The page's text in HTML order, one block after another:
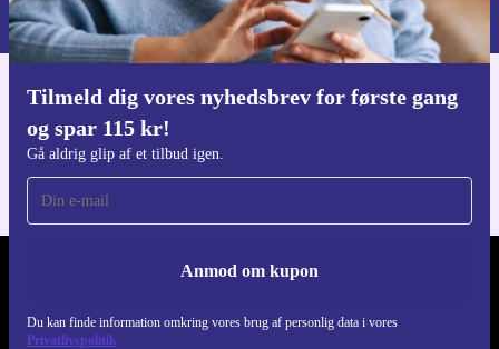
Tilmeld dig vores nyhedsbrev for første gang
og spar 115 kr!
Gå aldrig glip af et tilbud igen.
Anmod om kupon
Du kan finde information omkring vores brug af personlig data i vores
Privatlivspolitik
Privatlivspolitik
Download refurbed appen
REFURBED DANMARK - RETHINK NEW.
FØLG OS